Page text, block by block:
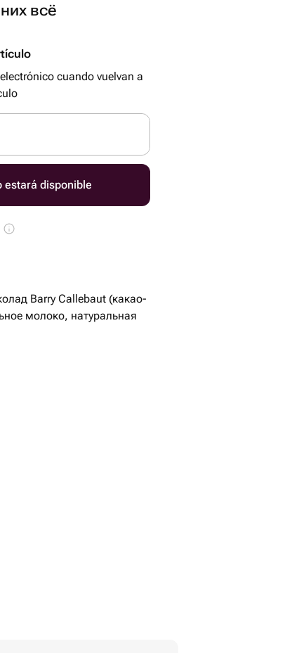
всё
cuando vuelvan a
estará disponible
Barry Callebaut (какао-
молоко, натуральная